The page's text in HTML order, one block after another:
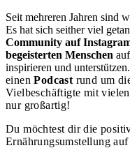
Seit mehreren Jahren sind
Es hat sich seither viel
Community auf
begeisterten Menschen
inspirieren und unterstützen.
einenPodcast rund um
Vielbeschäftigte mit
nur großartig!
Du möchtest dir die
Ernährungsumstellung